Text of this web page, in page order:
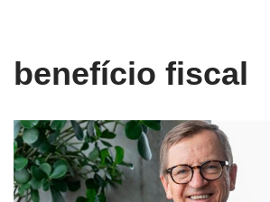
para
benefício fiscal